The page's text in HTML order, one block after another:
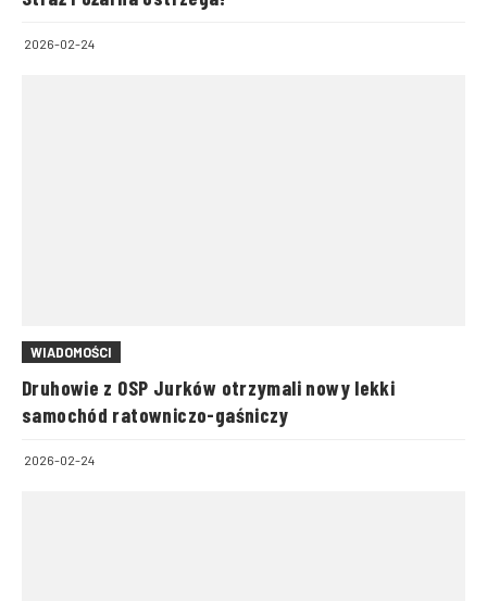
2026-02-24
WIADOMOŚCI
Druhowie z OSP Jurków otrzymali nowy lekki
samochód ratowniczo-gaśniczy
2026-02-24